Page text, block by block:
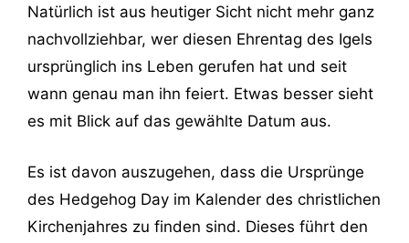
Natürlich ist aus heutiger Sicht nicht mehr ganz
nachvollziehbar, wer diesen Ehrentag des Igels
ursprünglich ins Leben gerufen hat und seit
wann genau man ihn feiert. Etwas besser sieht
es mit Blick auf das gewählte Datum aus.
Es ist davon auszugehen, dass die Ursprünge
des Hedgehog Day im Kalender des christlichen
Kirchenjahres zu finden sind. Dieses führt den